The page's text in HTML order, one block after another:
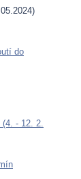
do
- 12. 2.